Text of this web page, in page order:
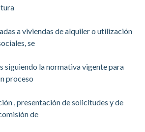
a viviendas de alquiler o utilización
se
siguiendo la normativa vigente para
proceso
, presentación de solicitudes y de
de